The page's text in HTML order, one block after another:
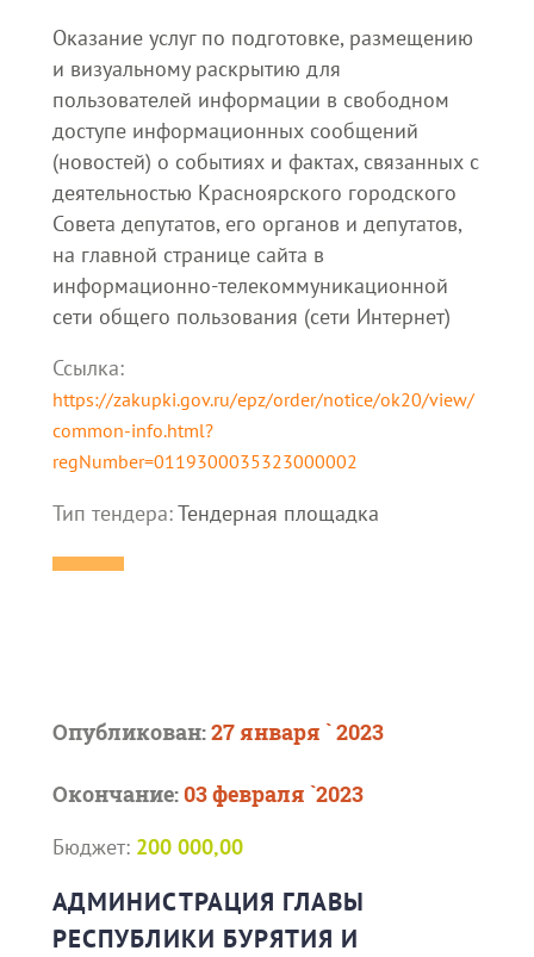
Оказание услуг по подготовке, размещению
и визуальному раскрытию для
пользователей информации в свободном
доступе информационных сообщений
(новостей) о событиях и фактах, связанных с
деятельностью Красноярского городского
Совета депутатов, его органов и депутатов,
на главной странице сайта в
информационно-телекоммуникационной
сети общего пользования (сети Интернет)
Ссылка:
https://zakupki.gov.ru/epz/order/notice/ok20/view/
common-info.html?
regNumber=0119300035323000002
Тип тендера:Тендерная площадка
Опубликован:27 января ` 2023
Окончание:03 февраля `2023
Бюджет: 200 000,00
АДМИНИСТРАЦИЯ ГЛАВЫ
РЕСПУБЛИКИ БУРЯТИЯ И